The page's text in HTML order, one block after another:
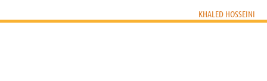
KHALED HOSSEINI